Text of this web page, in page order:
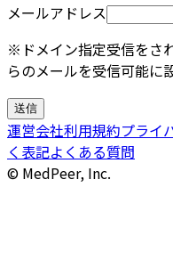
メールアドレス
※ドメイン指定受信をさ
らのメールを受信可能に
送信
運営会社利用規約プライ
く表記よくある質問
© MedPeer, Inc.